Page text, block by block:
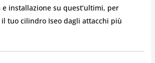
e installazione su quest’ultimi, per
tuo cilindro Iseo dagli attacchi più